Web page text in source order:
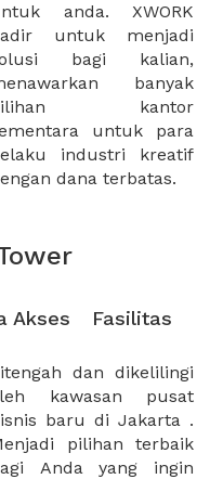
dana terbatas.
Akses Fasilitas